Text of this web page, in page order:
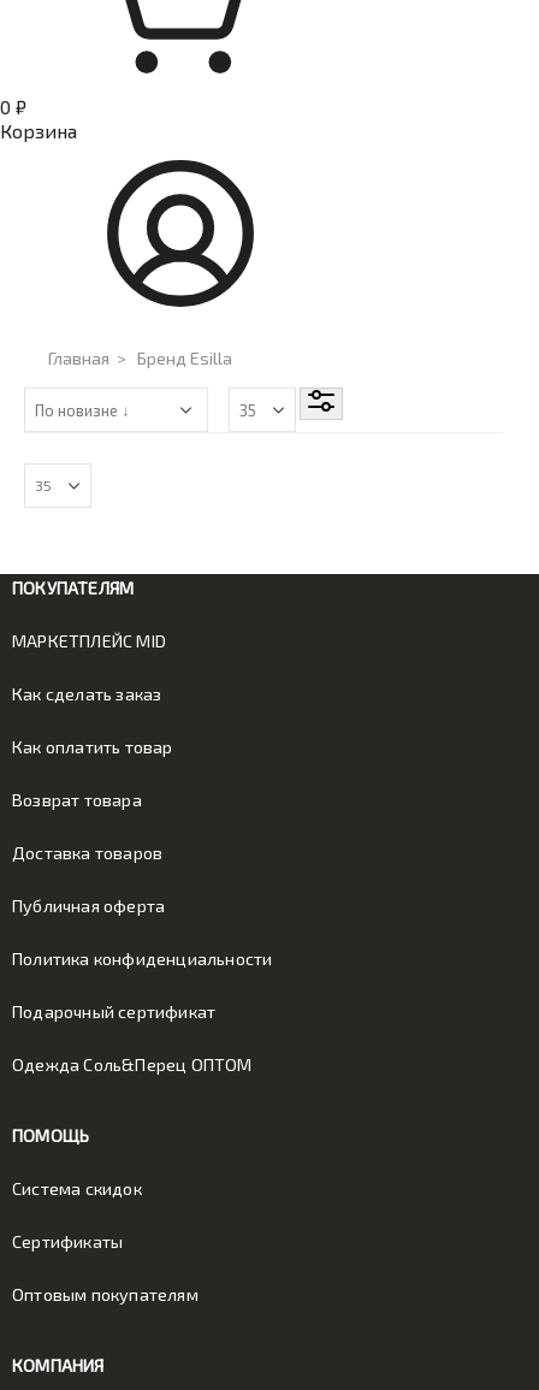
0 ₽
Корзина
Главная > Бренд Esilla
ПОКУПАТЕЛЯМ
МАРКЕТПЛЕЙС MID
Как сделать заказ
Как оплатить товар
Возврат товара
Доставка товаров
Публичная оферта
Политика конфиденциальности
Подарочный сертификат
Одежда Соль&Перец ОПТОМ
ПОМОЩЬ
Система скидок
Сертификаты
Оптовым покупателям
КОМПАНИЯ